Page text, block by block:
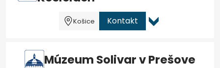
Košice Kontakt
Múzeum Solivar v Prešove